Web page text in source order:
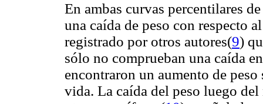
En ambas curvas percentilares
una caída de peso con respecto
registrado por otros autores(9)
sólo no comprueban una caída
encontraron un aumento de
vida. La caída del peso luego